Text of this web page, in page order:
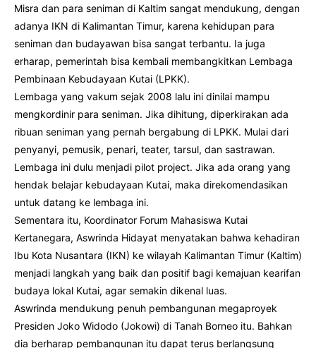
Misra dan para seniman di Kaltim sangat mendukung, dengan
adanya IKN di Kalimantan Timur, karena kehidupan para
seniman dan budayawan bisa sangat terbantu. Ia juga
erharap, pemerintah bisa kembali membangkitkan Lembaga
Pembinaan Kebudayaan Kutai (LPKK).
Lembaga yang vakum sejak 2008 lalu ini dinilai mampu
mengkordinir para seniman. Jika dihitung, diperkirakan ada
ribuan seniman yang pernah bergabung di LPKK. Mulai dari
penyanyi, pemusik, penari, teater, tarsul, dan sastrawan.
Lembaga ini dulu menjadi pilot project. Jika ada orang yang
hendak belajar kebudayaan Kutai, maka direkomendasikan
untuk datang ke lembaga ini.
Sementara itu, Koordinator Forum Mahasiswa Kutai
Kertanegara, Aswrinda Hidayat menyatakan bahwa kehadiran
Ibu Kota Nusantara (IKN) ke wilayah Kalimantan Timur (Kaltim)
menjadi langkah yang baik dan positif bagi kemajuan kearifan
budaya lokal Kutai, agar semakin dikenal luas.
Aswrinda mendukung penuh pembangunan megaproyek
Presiden Joko Widodo (Jokowi) di Tanah Borneo itu. Bahkan
dia berharap pembangunan itu dapat terus berlangsung